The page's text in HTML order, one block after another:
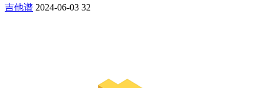
吉他谱 2024-06-03 32